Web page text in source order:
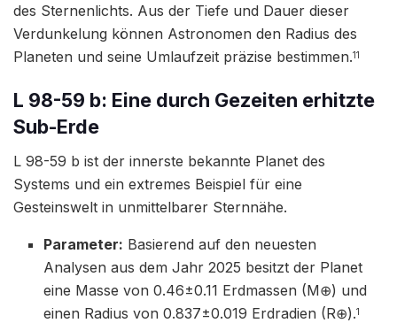
des Sternenlichts. Aus der Tiefe und Dauer dieser
Verdunkelung können Astronomen den Radius des
Planeten und seine Umlaufzeit präzise bestimmen.11
L 98-59 b: Eine durch Gezeiten erhitzte
Sub-Erde
L 98-59 b ist der innerste bekannte Planet des
Systems und ein extremes Beispiel für eine
Gesteinswelt in unmittelbarer Sternnähe.
Parameter: Basierend auf den neuesten
Analysen aus dem Jahr 2025 besitzt der Planet
eine Masse von 0.46±0.11 Erdmassen (M⊕​) und
einen Radius von 0.837±0.019 Erdradien (R⊕​).1